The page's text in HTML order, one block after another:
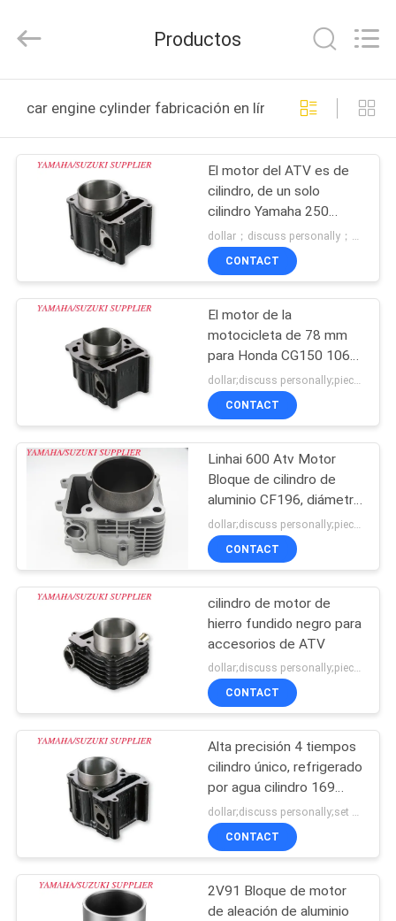
PRODUCTOS
SOBRE
NOSOTROS
VIAJE
FÁBRICA
CONTROL
CALIDAD
ÉNTRENOS
EN
CONTACTO
MAPA
Block.,Ltd.
Developed
Productos
car engine cylinder fabricación en línea
El motor del ATV es de
cilindro, de un solo
cilindro Yamaha 250
refrigerado por agua
dollar；discuss personally；piece MOQ:Negociación
CONTACT
El motor de la
motocicleta de 78 mm
para Honda CG150 106
mm altura total
CONTACT
Linhai 600 Atv Motor
Bloque de cilindro de
aluminio CF196, diámetro
de perforación de 96
mm
CONTACT
cilindro de motor de
hierro fundido negro para
accesorios de ATV
dollar;discuss personally;piece MOQ:Negociación
CONTACT
Alta precisión 4 tiempos
cilindro único, refrigerado
por agua cilindro 169
para Qianjiang Atv
dollar;discuss personally;set MOQ:Negociación
CONTACT
2V91 Bloque de motor
de aleación de aluminio